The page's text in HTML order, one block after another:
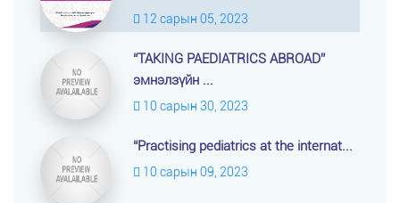
12 сарын 05, 2023
“TAKING PAEDIATRICS ABROAD”
эмнэлзүйн ...
10 сарын 30, 2023
“Practising pediatrics at the internat...
10 сарын 09, 2023